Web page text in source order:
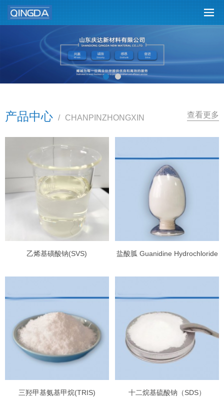
产品中心 / CHANPINZHONGXIN 查看更多
乙烯基磺酸钠(SVS) 盐酸胍 Guanidine Hydrochloride
三羟甲基氨基甲烷(TRIS) 十二烷基硫酸钠（SDS）